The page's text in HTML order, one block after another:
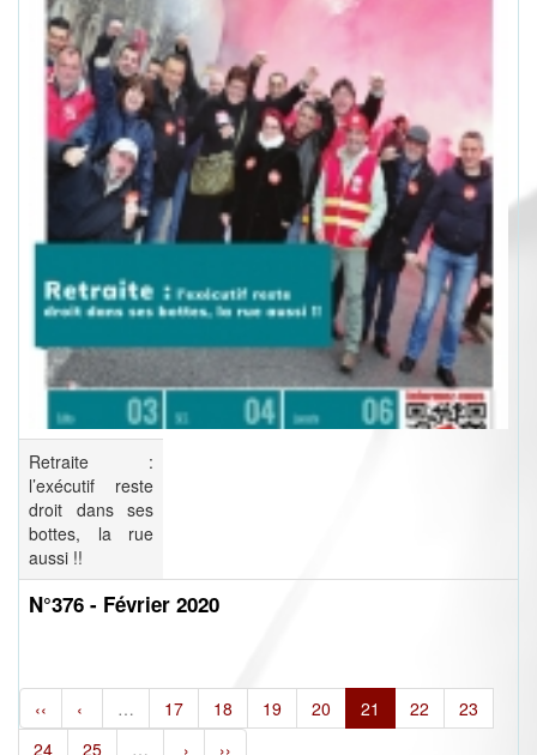
Retraite :
l’exécutif reste
droit dans ses
bottes, la rue
aussi !!
N°376 - Février 2020
‹‹ ‹ … 17 18 19 20 21 22
23
24
25 … › ››